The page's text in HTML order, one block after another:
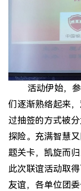
活动伊始，
们逐渐熟络起来
过抽签的方式被
探险。充满智慧
题关卡，凯旋而归
此次联谊活动取
友谊，各单位团